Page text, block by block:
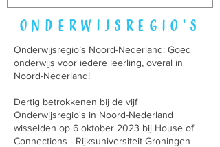
Onderwijsregio's
Onderwijsregio’s Noord-Nederland: Goed
onderwijs voor iedere leerling, overal in
Noord-Nederland!
Dertig betrokkenen bij de vijf
Onderwijsregio's in Noord-Nederland
wisselden op 6 oktober 2023 bij House of
Connections - Rijksuniversiteit Groningen